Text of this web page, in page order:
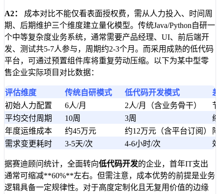
A2：
成本对比不能仅看表面授权费，需从人力投入、时间周
期、后期维护三个维度建立量化模型。传统Java/Python自研一
个中等复杂度业务系统，通常需要产品经理、UI、前后端开
发、测试共5-7人参与，周期约2-3个月。而采用成熟的低代码
平台，可通过预置组件库将重复劳动压缩。以下为某中型零
售企业实际项目对比数据：
评估维度 传统自研模式 低代码开发模式
初始人力配置
6人/月 2人/月（含业务骨干）
平均交付周期
10周 3周
年度运维成本
约45万元 约12万元（含平台订阅）
需求变更耗时
3-5天/次 4-6小时/次
据赛迪顾问统计，全面转向低代码开发的企业，首年IT支出
通常可缩减**60%**左右。但需注意，成本优势的前提是业务
逻辑具备一定规律性。对于高度定制化且无复用价值的边缘